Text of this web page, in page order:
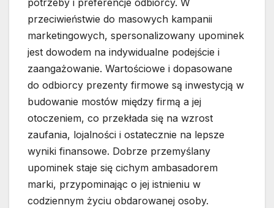
potrzeby i preferencje odbiorcy. W
przeciwieństwie do masowych kampanii
marketingowych, spersonalizowany upominek
jest dowodem na indywidualne podejście i
zaangażowanie. Wartościowe i dopasowane
do odbiorcy prezenty firmowe są inwestycją w
budowanie mostów między firmą a jej
otoczeniem, co przekłada się na wzrost
zaufania, lojalności i ostatecznie na lepsze
wyniki finansowe. Dobrze przemyślany
upominek staje się cichym ambasadorem
marki, przypominając o jej istnieniu w
codziennym życiu obdarowanej osoby.